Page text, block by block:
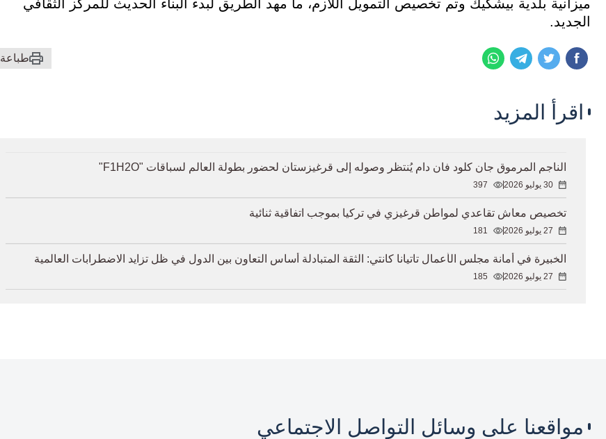
ميزانية بلدية بيشكيك وتم تخصيص التمويل اللازم، ما مهد الطريق لبدء البناء الحديث للمركز الثقافي
الجديد.
طباعة
اقرأ المزيد
الناجم المرموق جان كلود فان دام يُنتظر وصوله إلى قرغيزستان لحضور بطولة العالم لسباقات "F1H2O"
30 يوليو 2026 397
تخصيص معاش تقاعدي لمواطن قرغيزي في تركيا بموجب اتفاقية ثنائية
27 يوليو 2026 181
الخبيرة في أمانة مجلس الأعمال تاتيانا كانتي: الثقة المتبادلة أساس التعاون بين الدول في ظل تزايد الاضطرابات العالمية
27 يوليو 2026 185
مواقعنا على وسائل التواصل الاجتماعي